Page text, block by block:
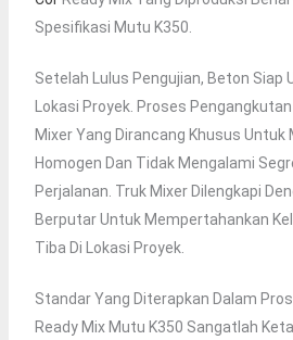
Spesifikasi Mutu K350.
Setelah Lulus Pengujian, Beton Siap
Lokasi Proyek. Proses
Mixer Yang Dirancang Khusus
Homogen Dan Tidak Mengalami
Perjalanan. Truk Mixer Dilengkapi
Berputar Untuk Mempertahankan
Tiba Di Lokasi Proyek.
Standar Yang Diterapkan Dalam
Ready Mix Mutu K350 Sangatlah